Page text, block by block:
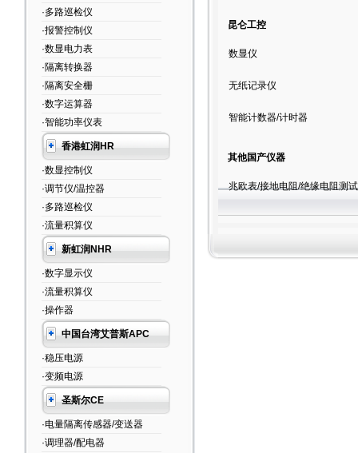
·多路巡检仪
·报警控制仪
·数显电力表
·隔离转换器
·隔离安全栅
·数字运算器
·智能功率仪表
香港虹润HR
·数显控制仪
·调节仪/温控器
·多路巡检仪
·流量积算仪
新虹润NHR
·数字显示仪
·流量积算仪
·操作器
中国台湾艾普斯APC
·稳压电源
·变频电源
圣斯尔CE
·电量隔离传感器/变送器
·调理器/配电器
昆仑工控
数显仪
无纸记录仪
智能计数器/计时器
其他国产仪器
兆欧表/接地电阻/绝缘电阻测